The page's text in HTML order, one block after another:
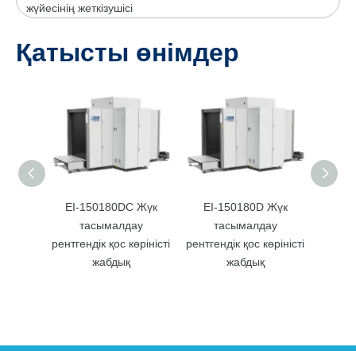
жүйесінің жеткізушісі
Қатысты өнімдер
EI-150180DC Жүк
тасымалдау
рентгендік қос көріністі
жабдық
EI-150180D Жүк
тасымалдау
рентгендік қос көріністі
жабдық